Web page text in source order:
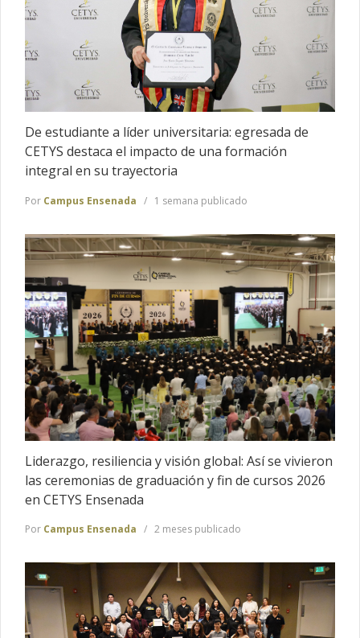
De estudiante a líder universitaria: egresada de
CETYS destaca el impacto de una formación
integral en su trayectoria
Por Campus Ensenada 1 semana publicado
Liderazgo, resiliencia y visión global: Así se vivieron
las ceremonias de graduación y fin de cursos 2026
en CETYS Ensenada
Por Campus Ensenada 2 meses publicado